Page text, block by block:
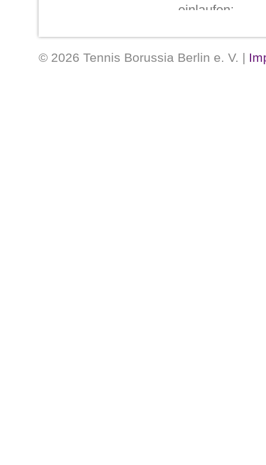
einlaufen:
Im Tor
Karl-HeinzSteinbeck, „Bubi“
© 2026 Tennis Borussia Berlin e. V. |